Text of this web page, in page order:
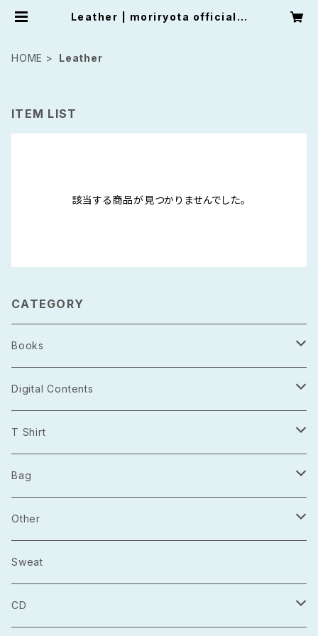
Leather | moriryota official s
HOME Leather
ITEM LIST
該当する商品が見つかりませんでした。
CATEGORY
Books
Photo Book
Digital Contents
Project Open Source
2021.03
2021.04
T Shirt
長袖
半袖
Bag
トートバッグ
巾着
マルシェバック
Other
Sticker
Badge
Sweat
CD